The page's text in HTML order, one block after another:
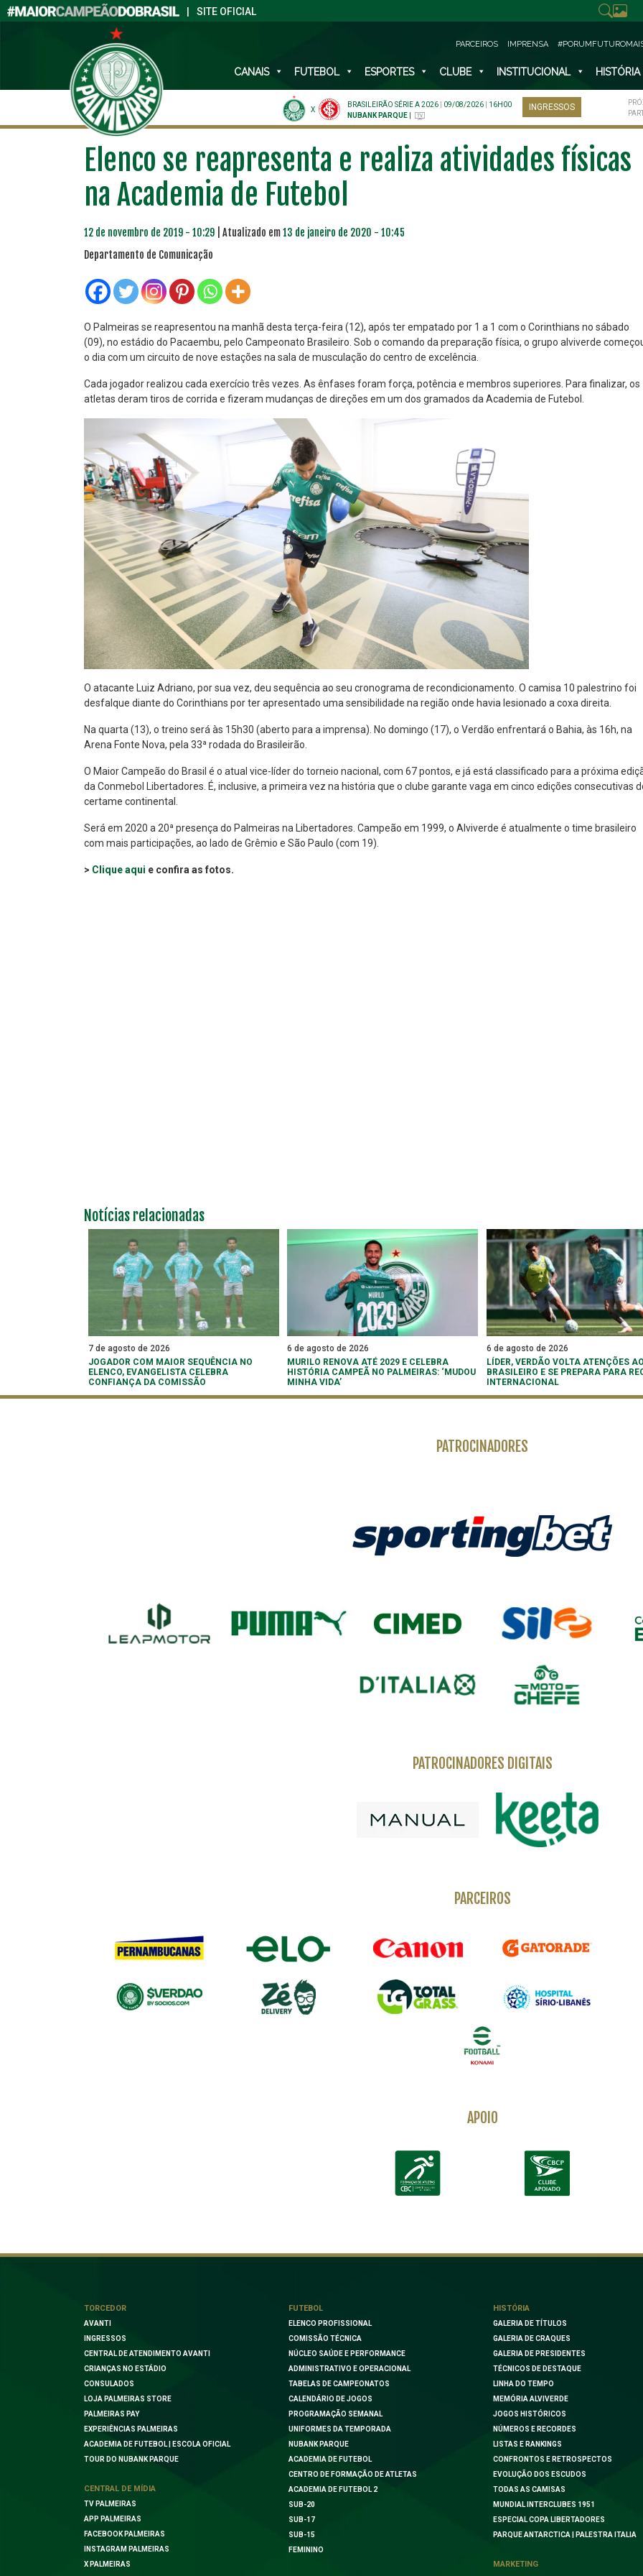
SITE OFICIAL
PARCEIROS IMPRENSA
CANAIS FUTEBOL ESPORTES CLUBE INSTITUCIONAL HISTÓRIA
X
BRASILEIRÃO SÉRIE A 2026 09/08/2026
16H00
NUBANK PARQUE
INGRESSOS
Elenco se reapresenta e realiza atividades físicas
na Academia de Futebol
12 de novembro de 2019 - 10:29 | Atualizado em13 de janeiro de 2020 - 10:45
Departamento de Comunicação
O Palmeiras se reapresentou na manhã desta terça-feira (12), após ter empatado por 1 a 1 com o Corinthians no sábado
(09), no estádio do Pacaembu, pelo Campeonato Brasileiro. Sob o comando da preparação física, o grupo alviverde
o dia com um circuito de nove estações na sala de musculação do centro de excelência.
Cada jogador realizou cada exercício três vezes. As ênfases foram força, potência e membros superiores. Para finalizar, os
atletas deram tiros de corrida e fizeram mudanças de direções em um dos gramados da Academia de Futebol.
O atacante Luiz Adriano, por sua vez, deu sequência ao seu cronograma de recondicionamento. O camisa 10 palestrino foi
desfalque diante do Corinthians por ter apresentado uma sensibilidade na região onde havia lesionado a coxa direita.
Na quarta (13), o treino será às 15h30 (aberto para a imprensa). No domingo (17), o Verdão enfrentará o Bahia, às 16h, na
Arena Fonte Nova, pela 33ª rodada do Brasileirão.
O Maior Campeão do Brasil é o atual vice-líder do torneio nacional, com 67 pontos, e já está classificado para a próxima
da Conmebol Libertadores. É, inclusive, a primeira vez na história que o clube garante vaga em cinco edições consecutivas
certame continental.
Será em 2020 a 20ª presença do Palmeiras na Libertadores. Campeão em 1999, o Alviverde é atualmente o time brasileiro
com mais participações, ao lado de Grêmio e São Paulo (com 19).
> Clique aqui e confira as fotos.
PLANO PRATA
46
Notícias relacionadas
7 de agosto de 2026
JOGADOR COM MAIOR SEQUÊNCIA NO
ELENCO, EVANGELISTA CELEBRA
CONFIANÇA DA COMISSÃO
6 de agosto de 2026
MURILO RENOVA ATÉ 2029 E CELEBRA
HISTÓRIA CAMPEÃ NO PALMEIRAS: ‘MUDOU
MINHA VIDA’
6 de agosto de 2026
LÍDER, VERDÃO VOLTA ATENÇÕES
BRASILEIRO E SE PREPARA PARA
INTERNACIONAL
PATROCINADORES
PATROCINADORES DIGITAIS
PARCEIROS
APOIO
TORCEDOR
AVANTI
INGRESSOS
CENTRAL DE ATENDIMENTO AVANTI
CRIANÇAS NO ESTÁDIO
CONSULADOS
LOJA PALMEIRAS STORE
PALMEIRAS PAY
EXPERIÊNCIAS PALMEIRAS
ACADEMIA DE FUTEBOL | ESCOLA OFICIAL
TOUR DO NUBANK PARQUE
CENTRAL DE MÍDIA
TV PALMEIRAS
APP PALMEIRAS
FACEBOOK PALMEIRAS
INSTAGRAM PALMEIRAS
X PALMEIRAS
FUTEBOL
ELENCO PROFISSIONAL
COMISSÃO TÉCNICA
NÚCLEO SAÚDE E PERFORMANCE
ADMINISTRATIVO E OPERACIONAL
TABELAS DE CAMPEONATOS
CALENDÁRIO DE JOGOS
PROGRAMAÇÃO SEMANAL
UNIFORMES DA TEMPORADA
NUBANK PARQUE
ACADEMIA DE FUTEBOL
CENTRO DE FORMAÇÃO DE ATLETAS
ACADEMIA DE FUTEBOL 2
SUB-20
SUB-17
SUB-15
FEMININO
HISTÓRIA
GALERIA DE TÍTULOS
GALERIA DE CRAQUES
GALERIA DE PRESIDENTES
TÉCNICOS DE DESTAQUE
LINHA DO TEMPO
MEMÓRIA ALVIVERDE
JOGOS HISTÓRICOS
NÚMEROS E RECORDES
LISTAS E RANKINGS
CONFRONTOS E RETROSPECTOS
EVOLUÇÃO DOS ESCUDOS
TODAS AS CAMISAS
MUNDIAL INTERCLUBES 1951
ESPECIAL COPA LIBERTADORES
PARQUE ANTARCTICA | PALESTRA ITALIA
MARKETING